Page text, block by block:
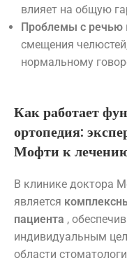
влияет на общую
Проблемы с речью
смещения
нормальному
Как работает
ортопедия:
Мофти к
В клинике доктора
является
пациента ,
индивидуальным
области